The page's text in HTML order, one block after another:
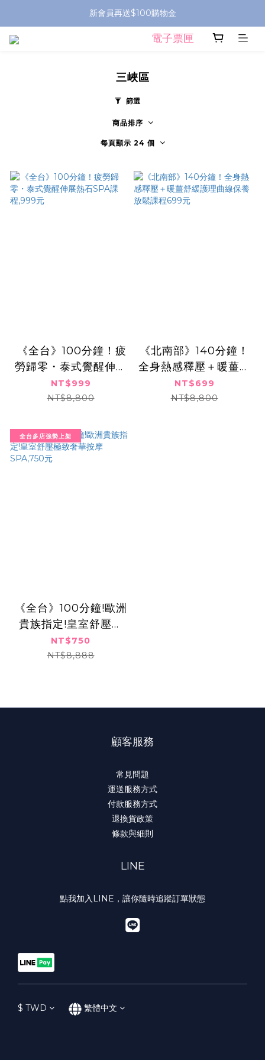
新會員再送$100購物金
電子票匣
三峽區
篩選
商品排序
每頁顯示 24 個
​​ ​《全台》100分鐘！疲
勞歸零・泰式覺醒伸展
熱石SPA課程,999元
NT$999
NT$8,800
《北南部》140分鐘！
全身熱感釋壓＋暖薑舒
緩護理曲線保養放鬆課
程699元
NT$699
NT$8,800
全台多店強勢上架
《全台》100分鐘!歐洲
貴族指定!皇室舒壓極
致奢華按摩SPA,750
元
NT$750
NT$8,888
顧客服務
常見問題
運送服務方式
付款服務方式
退換貨政策
條款與細則
LINE
點我加入LINE，讓你隨時追蹤訂單狀態
$ TWD 繁體中文